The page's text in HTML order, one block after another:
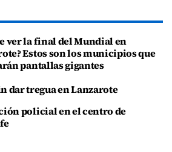
ver la final del Mundial en
Estos son los municipios que
pantallas gigantes
dar tregua en Lanzarote
policial en el centro de